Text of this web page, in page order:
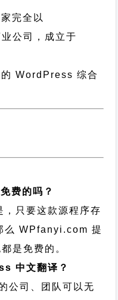
完全以
公司，成立于
WordPress 综合
费的吗？
，只要这款源程序存
么 WPfanyi.com 提
是免费的。
中文翻译？
公司、团队可以无